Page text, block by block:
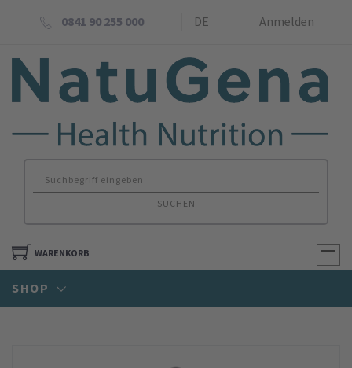
0841 90 255 000 DE Anmelden
SUCHEN
WARENKORB
SHOP